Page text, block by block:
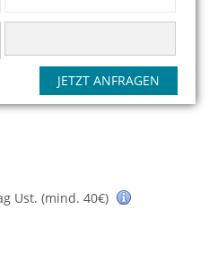
JETZT ANFRAGEN
Ust. (mind. 40€)